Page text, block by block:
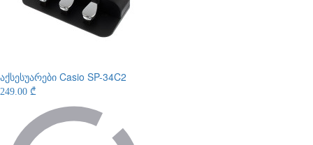
აქსესუარები Casio SP-34C2
249.00 ₾